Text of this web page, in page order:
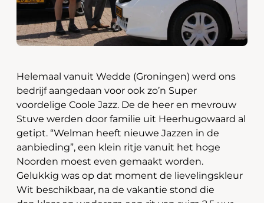
Helemaal vanuit Wedde (Groningen) werd ons
bedrijf aangedaan voor ook zo’n Super
voordelige Coole Jazz. De de heer en mevrouw
Stuve werden door familie uit Heerhugowaard al
getipt. “Welman heeft nieuwe Jazzen in de
aanbieding”, een klein ritje vanuit het hoge
Noorden moest even gemaakt worden.
Gelukkig was op dat moment de lievelingskleur
Wit beschikbaar, na de vakantie stond die